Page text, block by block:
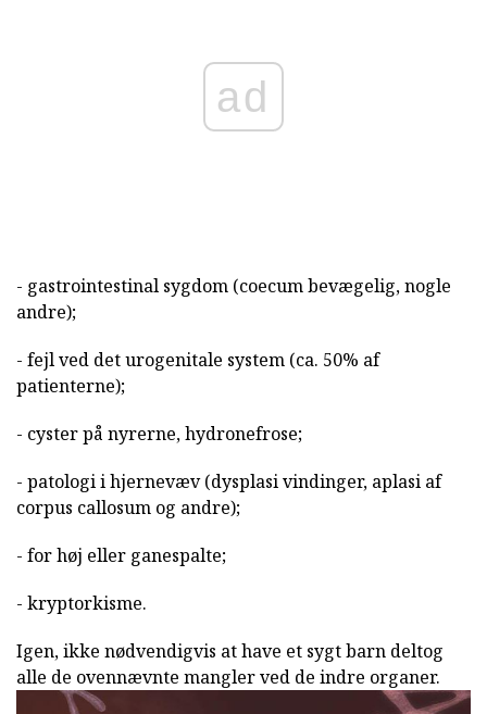
ad
- gastrointestinal sygdom (coecum bevægelig, nogle
andre);
- fejl ved det urogenitale system (ca. 50% af
patienterne);
- cyster på nyrerne, hydronefrose;
- patologi i hjernevæv (dysplasi vindinger, aplasi af
corpus callosum og andre);
- for høj eller ganespalte;
- kryptorkisme.
Igen, ikke nødvendigvis at have et sygt barn deltog
alle de ovennævnte mangler ved de indre organer.